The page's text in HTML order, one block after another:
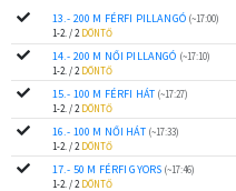
13.- 200 M FÉRFI PILLANGÓ (~17:00)
1-2. / 2 DÖNTŐ
14.- 200 M NŐI PILLANGÓ (~17:10)
1-2. / 2DÖNTŐ
15.- 100 M FÉRFI HÁT (~17:27)
1-2. / 2 DÖNTŐ
16.- 100 M NŐI HÁT (~17:33)
1-2. / 2 DÖNTŐ
17.- 50 M FÉRFI GYORS (~17:46)
1-2. / 2 DÖNTŐ